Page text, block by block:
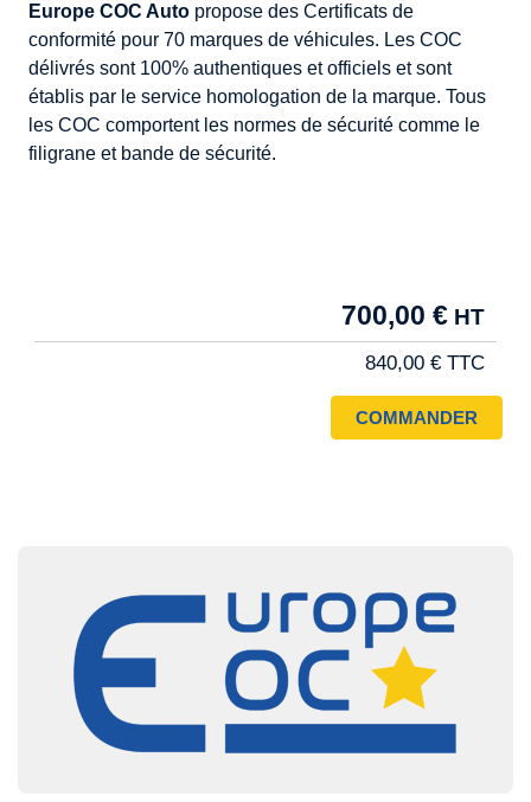
Europe COC Autopropose des Certificats de
conformité pour 70 marques de véhicules. Les COC
délivrés sont 100% authentiques et officiels et sont
établis par le service homologation de la marque. Tous
les COC comportent les normes de sécurité comme le
filigrane et bande de sécurité.
700,00 €
840,00 €